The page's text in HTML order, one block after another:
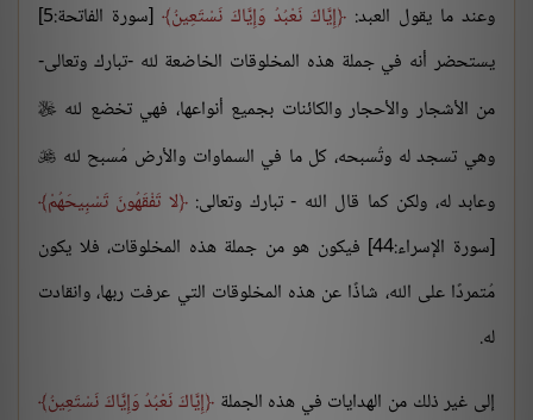
وعند ما يقول العبد:
إِيَّاكَ نَعْبُدُ وَإِيَّاكَ نَسْتَعِينُ
[سورة الفاتحة:5]
يستحضر أنه في جملة هذه المخلوقات الخاضعة لله -تبارك وتعالى-
من الأشجار والأحجار والكائنات بجميع أنواعها، فهي تخضع لله 
وهي تسجد له وتُسبحه، كل ما في السماوات والأرض مُسبح لله 
وعابد له، ولكن كما قال الله - تبارك وتعالى: لا تَفْقَهُونَ تَسْبِيحَهُمْ
[سورة الإسراء:44] فيكون هو من جملة هذه المخلوقات، فلا يكون
مُتمردًا على الله، شاذًا عن هذه المخلوقات التي عرفت ربها، وانقادت
له.
إلى غير ذلك من الهدايات في هذه الجملة إِيَّاكَ نَعْبُدُ وَإِيَّاكَ نَسْتَعِينُ